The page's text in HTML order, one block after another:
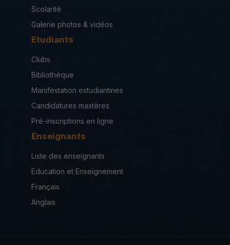
Scolarité
Galerie photos & vidéos
Etudiants
Clubs
Bibliothèque
Manifestation estudiantines
Candidatures mastères
Pré-inscriptions en ligne
Enseignants
Liste des enseignants
Education et Enseignement
Français
Anglais